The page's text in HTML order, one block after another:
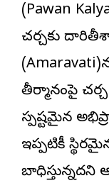
(Pawan
చర్చకు
తీర్మానంపై
స్పష్టమైన
ఇప్పటికీ
బాధిస్తున్నదని